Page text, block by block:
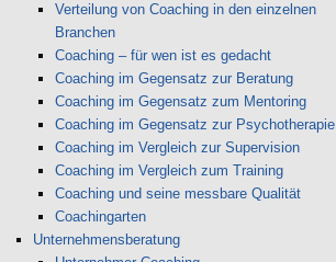
Verteilung von Coaching in den einzelnen
Branchen
Coaching – für wen ist es gedacht
Coaching im Gegensatz zur Beratung
Coaching im Gegensatz zum Mentoring
Coaching im Gegensatz zur Psychotherapie
Coaching im Vergleich zur Supervision
Coaching im Vergleich zum Training
Coaching und seine messbare Qualität
Coachingarten
Unternehmensberatung